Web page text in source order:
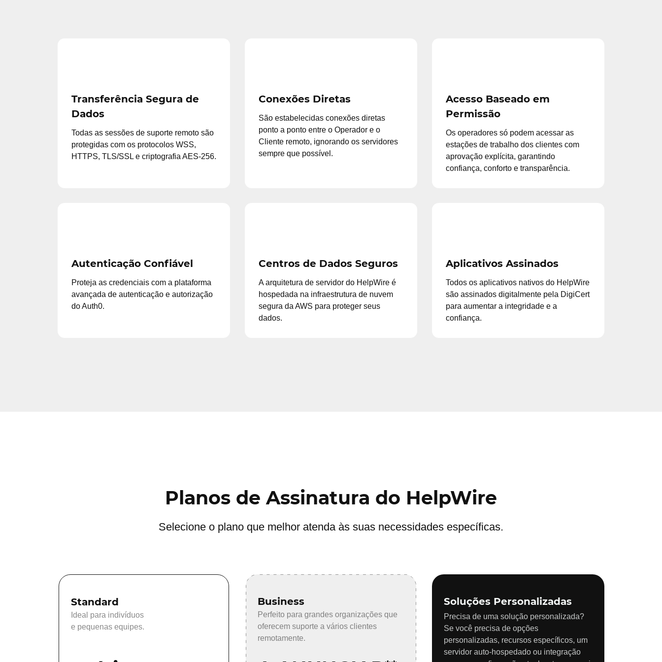
Transferência Segura de
Dados
Todas as sessões de suporte remoto são
protegidas com os protocolos WSS,
HTTPS, TLS/SSL e criptografia AES-256.
Conexões Diretas
São estabelecidas conexões diretas
ponto a ponto entre o Operador e o
Cliente remoto, ignorando os servidores
sempre que possível.
Acesso Baseado em
Permissão
Os operadores só podem acessar as
estações de trabalho dos clientes com
aprovação explícita, garantindo
confiança, conforto e transparência.
Autenticação Confiável
Proteja as credenciais com a plataforma
avançada de autenticação e autorização
do Auth0.
Centros de Dados Seguros
A arquitetura de servidor do HelpWire é
hospedada na infraestrutura de nuvem
segura da AWS para proteger seus
dados.
Aplicativos Assinados
Todos os aplicativos nativos do HelpWire
são assinados digitalmente pela DigiCert
para aumentar a integridade e a
confiança.
Planos de Assinatura do HelpWire
Selecione o plano que melhor atenda às suas necessidades específicas.
Standard
Ideal para indivíduos
e pequenas equipes.
Business
Perfeito para grandes organizações que
oferecem suporte a vários clientes
remotamente.
Soluções Personalizadas
Precisa de uma solução personalizada?
Se você precisa de opções
personalizadas, recursos específicos, um
servidor auto-hospedado ou integração